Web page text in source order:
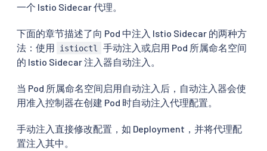
一个 Istio Sidecar 代理。
下面的章节描述了向 Pod 中注入 Istio Sidecar 的两种方
法：使用
istioctl
手动注入或启用 Pod 所属命名空间
的 Istio Sidecar 注入器自动注入。
当 Pod 所属命名空间启用自动注入后，自动注入器会使
用准入控制器在创建 Pod 时自动注入代理配置。
手动注入直接修改配置，如 Deployment，并将代理配
置注入其中。